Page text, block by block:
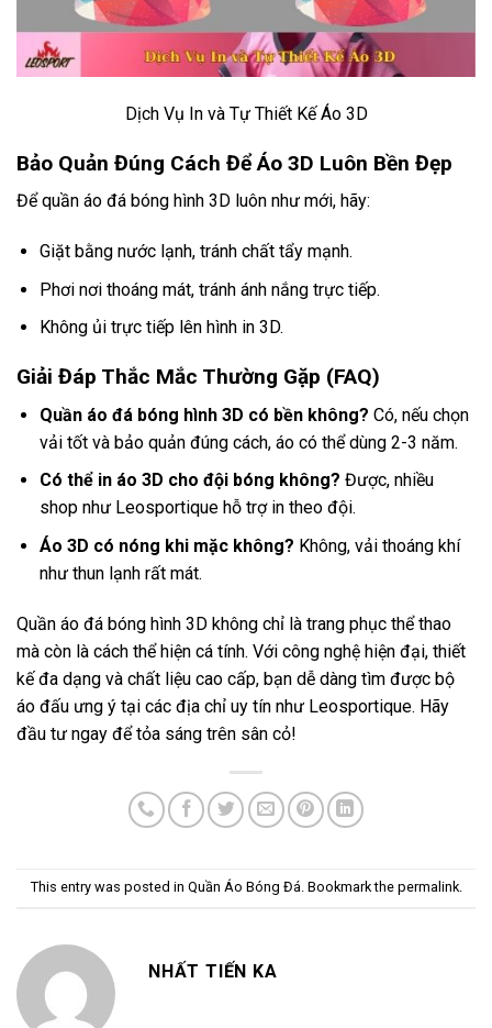
Dịch Vụ In và Tự Thiết Kế Áo 3D
Bảo Quản Đúng Cách Để Áo 3D Luôn Bền Đẹp
Để quần áo đá bóng hình 3D luôn như mới, hãy:
Giặt bằng nước lạnh, tránh chất tẩy mạnh.
Phơi nơi thoáng mát, tránh ánh nắng trực tiếp.
Không ủi trực tiếp lên hình in 3D.
Giải Đáp Thắc Mắc Thường Gặp (FAQ)
Quần áo đá bóng hình 3D có bền không? Có, nếu chọn
vải tốt và bảo quản đúng cách, áo có thể dùng 2-3 năm.
Có thể in áo 3D cho đội bóng không? Được, nhiều
shop như Leosportique hỗ trợ in theo đội.
Áo 3D có nóng khi mặc không? Không, vải thoáng khí
như thun lạnh rất mát.
Quần áo đá bóng hình 3D không chỉ là trang phục thể thao
mà còn là cách thể hiện cá tính. Với công nghệ hiện đại, thiết
kế đa dạng và chất liệu cao cấp, bạn dễ dàng tìm được bộ
áo đấu ưng ý tại các địa chỉ uy tín như Leosportique. Hãy
đầu tư ngay để tỏa sáng trên sân cỏ!
This entry was posted in Quần Áo Bóng Đá. Bookmark the permalink.
NHẤT TIẾN KA